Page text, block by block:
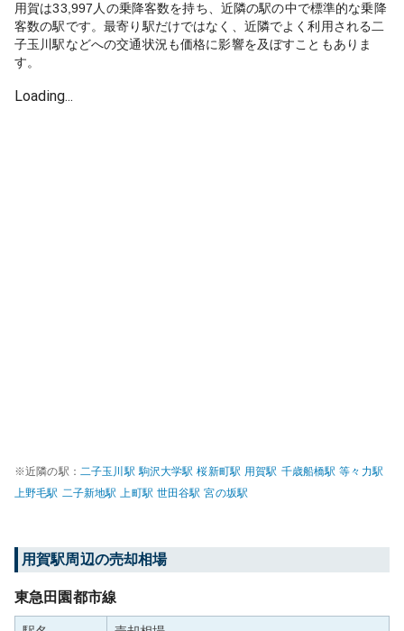
用賀は33,997人の乗降客数を持ち、近隣の駅の中で標準的な乗降
客数の駅です。最寄り駅だけではなく、近隣でよく利用される二
子玉川駅などへの交通状況も価格に影響を及ぼすこともありま
す。
Loading...
※近隣の駅： 二子玉川駅 駒沢大学駅 桜新町駅 用賀駅 千歳船橋駅 等々力駅
上野毛駅 二子新地駅 上町駅 世田谷駅 宮の坂駅
用賀駅周辺の売却相場
東急田園都市線